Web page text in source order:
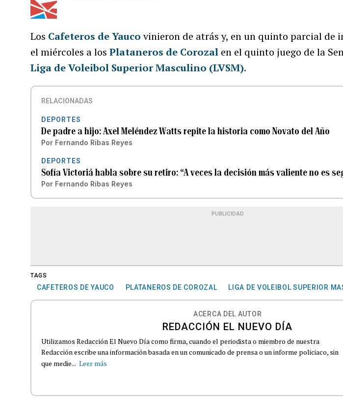
Los Cafeteros de Yaucovinieron de atrás y, en un quinto parcial de
el miércoles a losPlataneros de Corozal en el quinto juego de la
Liga de Voleibol Superior Masculino (LVSM).
RELACIONADAS
DEPORTES
De padre a hijo: Axel Meléndez Watts repite la historia como Novato del Año
Por Fernando Ribas Reyes
DEPORTES
Sofía Victoriá habla sobre su retiro: “A veces la decisión más valiente no es
Por Fernando Ribas Reyes
PUBLICIDAD
TAGS
CAFETEROS DE YAUCO PLATANEROS DE COROZAL LIGA DE VOLEIBOL SUPERIOR
ACERCA DEL AUTOR
REDACCIÓN EL NUEVO DÍA
Utilizamos Redacción El Nuevo Día como firma, cuando el periodista o miembro de nuestra
Redacción escribe una información basada en un comunicado de prensa o un informe policiaco, sin
que medie... Leer más